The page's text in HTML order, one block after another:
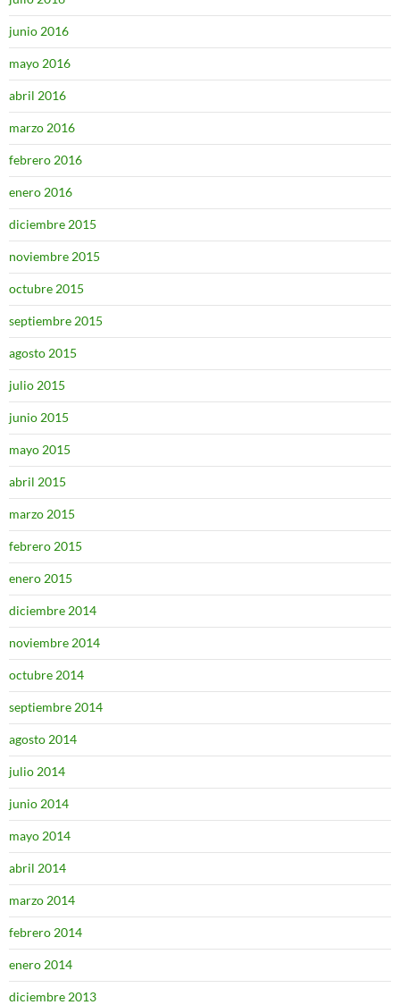
junio 2016
mayo 2016
abril 2016
marzo 2016
febrero 2016
enero 2016
diciembre 2015
noviembre 2015
octubre 2015
septiembre 2015
agosto 2015
julio 2015
junio 2015
mayo 2015
abril 2015
marzo 2015
febrero 2015
enero 2015
diciembre 2014
noviembre 2014
octubre 2014
septiembre 2014
agosto 2014
julio 2014
junio 2014
mayo 2014
abril 2014
marzo 2014
febrero 2014
enero 2014
diciembre 2013